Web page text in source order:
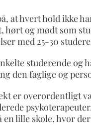
at hvert hold ikke
og mødt som
med 25-30
studerende og
den faglige og
er overordentligt
en lille skole, hvor